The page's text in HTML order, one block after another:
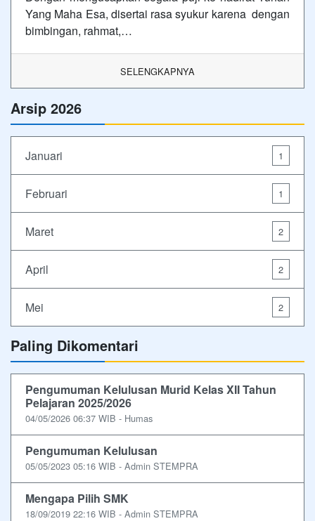
Yang Maha Esa, disertai rasa syukur karena dengan
bimbingan, rahmat,…
SELENGKAPNYA
Arsip 2026
Januari 1
Februari 1
Maret 2
April 2
Mei 2
Paling Dikomentari
Pengumuman Kelulusan Murid Kelas XII Tahun
Pelajaran 2025/2026
04/05/2026 06:37 WIB - Humas
Pengumuman Kelulusan
05/05/2023 05:16 WIB - Admin STEMPRA
Mengapa Pilih SMK
18/09/2019 22:16 WIB - Admin STEMPRA